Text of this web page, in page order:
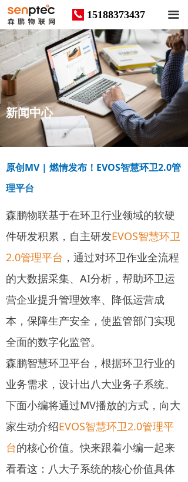
끀
끅 15188373437
原创MV | 燃情发布！EVOS智慧环卫2.0管
理平台
森鹏物联基于在环卫行业领域的软硬
件研发积累，自主研发EVOS智慧环卫
2.0管理平台 ，通过对环卫作业全流程
的大数据采集、AI分析，帮助环卫运
营企业提升管理效率、降低运营成
本，保障生产安全，使监管部门实现
全面的数字化监管。
森鹏智慧环卫平台，根据环卫行业的
业务需求，设计出八大业务子系统。
下面小编将通过MV播放的方式，向大
家生动介绍EVOS智慧环卫2.0管理平
台的核心价值。快来跟着小编一起来
看看这：八大子系统的核心价值具体
News
新闻中心